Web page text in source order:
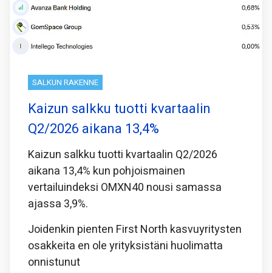
SALKUN RAKENNE
Kaizun salkku tuotti kvartaalin
Q2/2026 aikana 13,4%
Kaizun salkku tuotti kvartaalin Q2/2026
aikana 13,4% kun pohjoismainen
vertailuindeksi OMXN40 nousi samassa
ajassa 3,9%.
Joidenkin pienten First North kasvuyritysten
osakkeita en ole yrityksistäni huolimatta
onnistunut